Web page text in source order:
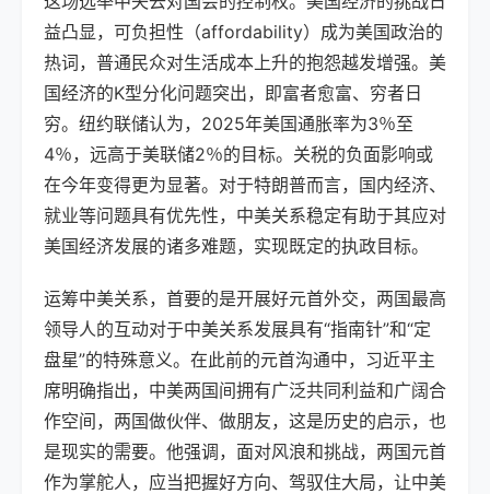
益凸显，可负担性（affordability）成为美国政治的
热词，普通民众对生活成本上升的抱怨越发增强。美
国经济的K型分化问题突出，即富者愈富、穷者日
穷。纽约联储认为，2025年美国通胀率为3％至
4％，远高于美联储2％的目标。关税的负面影响或
在今年变得更为显著。对于特朗普而言，国内经济、
就业等问题具有优先性，中美关系稳定有助于其应对
美国经济发展的诸多难题，实现既定的执政目标。
运筹中美关系，首要的是开展好元首外交，两国最高
领导人的互动对于中美关系发展具有“指南针”和“定
盘星”的特殊意义。在此前的元首沟通中，习近平主
席明确指出，中美两国间拥有广泛共同利益和广阔合
作空间，两国做伙伴、做朋友，这是历史的启示，也
是现实的需要。他强调，面对风浪和挑战，两国元首
作为掌舵人，应当把握好方向、驾驭住大局，让中美